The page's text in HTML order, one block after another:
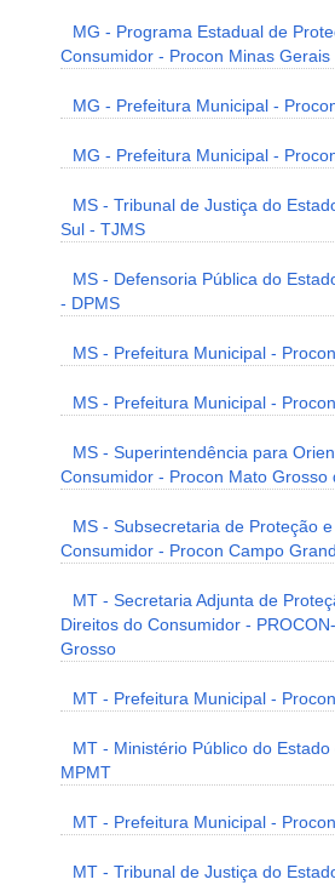
MG - Programa Estadual de
Consumidor - Procon Minas Gerais
MG - Prefeitura Municipal -
MG - Prefeitura Municipal -
MS - Tribunal de Justiça do
Sul - TJMS
MS - Defensoria Pública do
- DPMS
MS - Prefeitura Municipal -
MS - Prefeitura Municipal -
MS - Superintendência para
Consumidor - Procon Mato Grosso
MS - Subsecretaria de Proteção
Consumidor - Procon Campo
MT - Secretaria Adjunta de
Direitos do Consumidor -
Grosso
MT - Prefeitura Municipal -
MT - Ministério Público do
MPMT
MT - Prefeitura Municipal -
MT - Tribunal de Justiça do